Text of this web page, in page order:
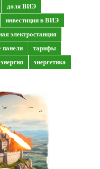
доля ВИЭ
инвестиции в ВИЭ
электростанция
панели
тарифы
энергетика